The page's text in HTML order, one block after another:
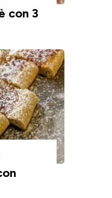
con 3